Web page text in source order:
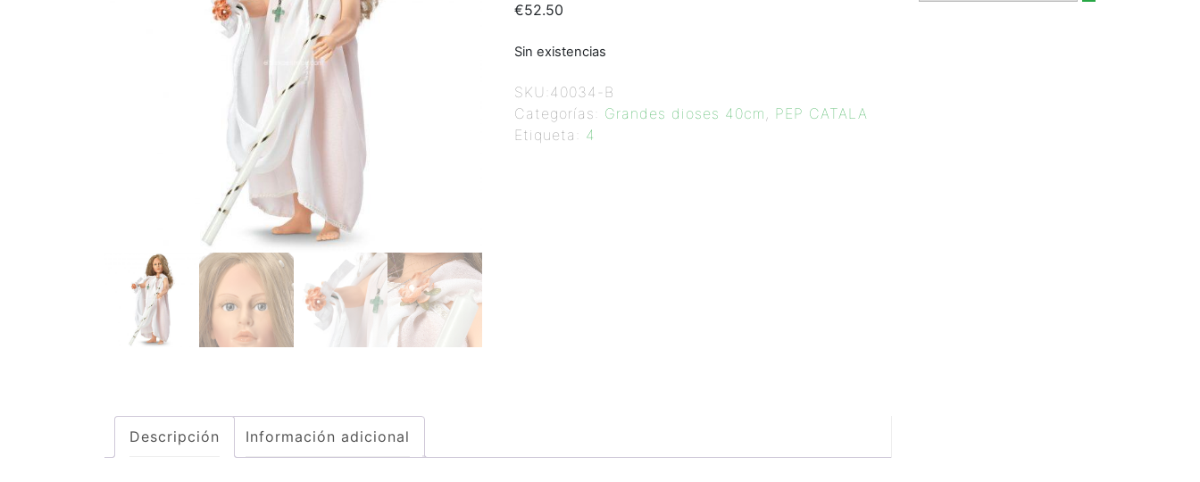
€52.50
Sin existencias
SKU: 40034-B
Categorías: Grandes dioses 40cm , PEP CATALA
Etiqueta: 4
Descripción Información adicional